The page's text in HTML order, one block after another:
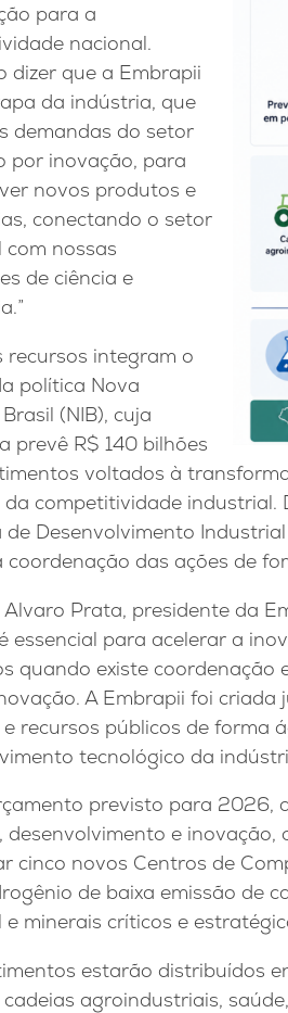
para a
nacional.
dizer que a Embrapii
da indústria, que
demandas do setor
por inovação, para
novos produtos e
conectando o setor
nossas
de ciência e
recursos integram o
política Nova
(NIB), cuja
prevê R$ 140 bilhões
voltados à
competitividade industrial.
de Desenvolvimento
coordenação das ações de
Alvaro Prata, presidente da
essencial para acelerar a
quando existe
A Embrapii foi
recursos públicos de forma
tecnológico da
previsto para 2026,
desenvolvimento e
cinco novos Centros de
de baixa emissão de
minerais críticos e
estarão distribuídos
agroindustriais,